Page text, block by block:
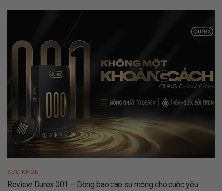
SỨC KHỎE
Review Durex 001 – Dòng bao cao su mỏng cho cuộc yêu